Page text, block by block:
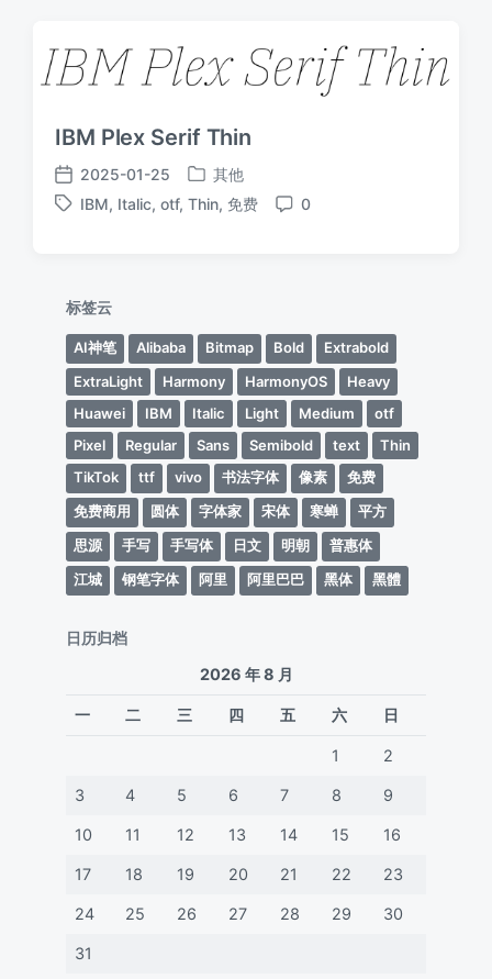
IBM Plex Serif Thin
发
布
2025-01-25
发
布
其他
标
IBM, Italic, otf, Thin, 免费
评
0
标签云
AI神笔 Alibaba Bitmap Bold
Extrabold
ExtraLight
Harmony HarmonyOS
Heavy
Huawei
IBM Italic Light Medium
otf
Pixel
Regular Sans Semibold text
Thin
TikTok
ttf vivo 书法字体 像素
免费
免费商用
圆体 字体家 宋体 寒蝉
平方
思源
手写 手写体 日文 明朝
普惠体
江城
钢笔字体 阿里 阿里巴巴 黑体 黑體
日历归档
2026 年 8 月
一 二 三 四 五 六 日
1 2
3 4 5 6 7 8 9
10 11 12 13 14 15 16
17 18 19 20 21 22 23
24 25 26 27 28 29 30
31